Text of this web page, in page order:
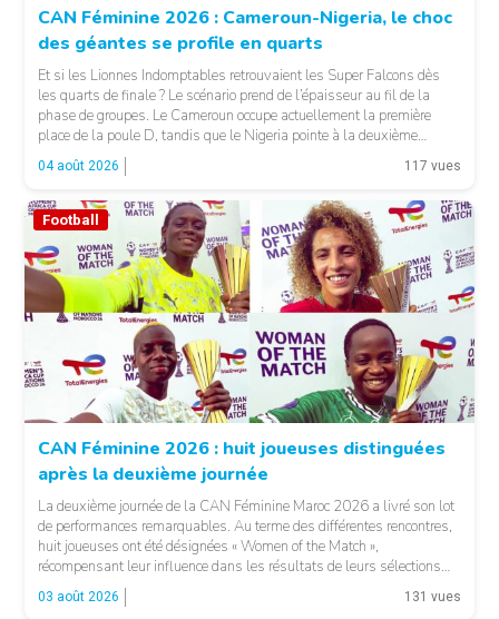
CAN Féminine 2026 : Cameroun-Nigeria, le choc
des géantes se profile en quarts
Et si les Lionnes Indomptables retrouvaient les Super Falcons dès
les quarts de finale ? Le scénario prend de l’épaisseur au fil de la
phase de groupes. Le Cameroun occupe actuellement la première
place de la poule D, tandis que le Nigeria pointe à la deuxième
position du groupe C. Une configuration qui pourrait offrir, […]
04 août 2026 117 vues
Football
CAN Féminine 2026 : huit joueuses distinguées
après la deuxième journée
La deuxième journée de la CAN Féminine Maroc 2026 a livré son lot
de performances remarquables. Au terme des différentes rencontres,
huit joueuses ont été désignées « Women of the Match »,
récompensant leur influence dans les résultats de leurs sélections
respectives. Le Sénégal a vu Adji Ndiaye recevoir cette distinction,
tandis que le Maroc […]
03 août 2026 131 vues